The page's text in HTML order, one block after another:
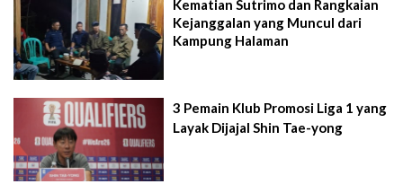
Kematian Sutrimo dan Rangkaian
Kejanggalan yang Muncul dari
Kampung Halaman
3 Pemain Klub Promosi Liga 1 yang
Layak Dijajal Shin Tae-yong